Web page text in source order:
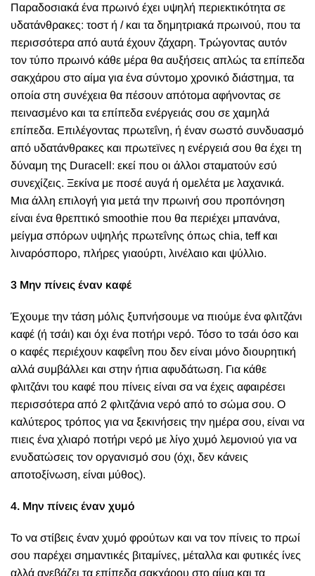
Παραδοσιακά ένα πρωινό έχει υψηλή περιεκτικότητα σε
υδατάνθρακες: τοστ ή / και τα δημητριακά πρωινού, που τα
περισσότερα από αυτά έχουν ζάχαρη. Τρώγοντας αυτόν
τον τύπο πρωινό κάθε μέρα θα αυξήσεις απλώς τα επίπεδα
σακχάρου στο αίμα για ένα σύντομο χρονικό διάστημα, τα
οποία στη συνέχεια θα πέσουν απότομα αφήνοντας σε
πεινασμένο και τα επίπεδα ενέργειάς σου σε χαμηλά
επίπεδα. Επιλέγοντας πρωτεΐνη, ή έναν σωστό συνδυασμό
από υδατάνθρακες και πρωτεϊνες η ενέργειά σου θα έχει τη
δύναμη της Duracell: εκεί που οι άλλοι σταματούν εσύ
συνεχίζεις. Ξεκίνα με ποσέ αυγά ή ομελέτα με λαχανικά.
Μια άλλη επιλογή για μετά την πρωινή σου προπόνηση
είναι ένα θρεπτικό smoothie που θα περιέχει μπανάνα,
μείγμα σπόρων υψηλής πρωτεΐνης όπως chia, teff και
λιναρόσπορο, πλήρες γιαούρτι, λινέλαιο και ψύλλιο.
3 Μην πίνεις έναν καφέ
Έχουμε την τάση μόλις ξυπνήσουμε να πιούμε ένα φλιτζάνι
καφέ (ή τσάι) και όχι ένα ποτήρι νερό. Τόσο το τσάι όσο και
ο καφές περιέχουν καφεΐνη που δεν είναι μόνο διουρητική
αλλά συμβάλλει και στην ήπια αφυδάτωση. Για κάθε
φλιτζάνι του καφέ που πίνεις είναι σα να έχεις αφαιρέσει
περισσότερα από 2 φλιτζάνια νερό από το σώμα σου. Ο
καλύτερος τρόπος για να ξεκινήσεις την ημέρα σου, είναι να
πιεις ένα χλιαρό ποτήρι νερό με λίγο χυμό λεμονιού για να
ενυδατώσεις τον οργανισμό σου (όχι, δεν κάνεις
αποτοξίνωση, είναι μύθος).
4. Μην πίνεις έναν χυμό
Το να στίβεις έναν χυμό φρούτων και να τον πίνεις το πρωί
σου παρέχει σημαντικές βιταμίνες, μέταλλα και φυτικές ίνες
αλλά ανεβάζει τα επίπεδα σακχάρου στο αίμα και τα